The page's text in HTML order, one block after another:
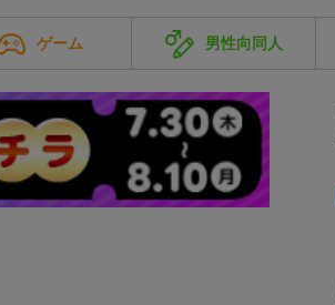
ゲーム 男性向同人